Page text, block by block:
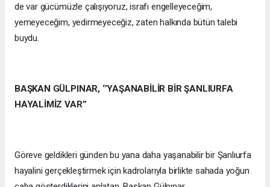
de var gücümüzle çalışıyoruz, israfı engelleyeceğim,
yemeyeceğim, yedirmeyeceğiz, zaten halkında bütün talebi
buydu.
BAŞKAN GÜLPINAR, ‘’YAŞANABİLİR BİR ŞANLIURFA
HAYALİMİZ VAR’’
Göreve geldikleri günden bu yana daha yaşanabilir bir Şanlıurfa
hayalini gerçekleştirmek için kadrolarıyla birlikte sahada yoğun